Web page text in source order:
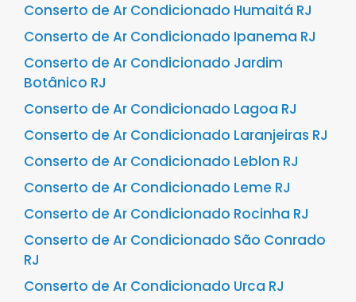
Conserto de Ar Condicionado Humaitá RJ
Conserto de Ar Condicionado Ipanema RJ
Conserto de Ar Condicionado Jardim
Botânico RJ
Conserto de Ar Condicionado Lagoa RJ
Conserto de Ar Condicionado Laranjeiras RJ
Conserto de Ar Condicionado Leblon RJ
Conserto de Ar Condicionado Leme RJ
Conserto de Ar Condicionado Rocinha RJ
Conserto de Ar Condicionado São Conrado
RJ
Conserto de Ar Condicionado Urca RJ